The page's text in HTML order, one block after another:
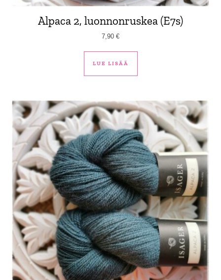
Alpaca 2, luonnonruskea (E7s)
7,90 €
LUE LISÄÄ